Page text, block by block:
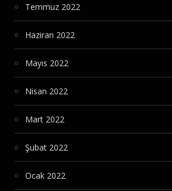
Temmuz 2022
Haziran 2022
Mayıs 2022
Nisan 2022
Mart 2022
Şubat 2022
Ocak 2022